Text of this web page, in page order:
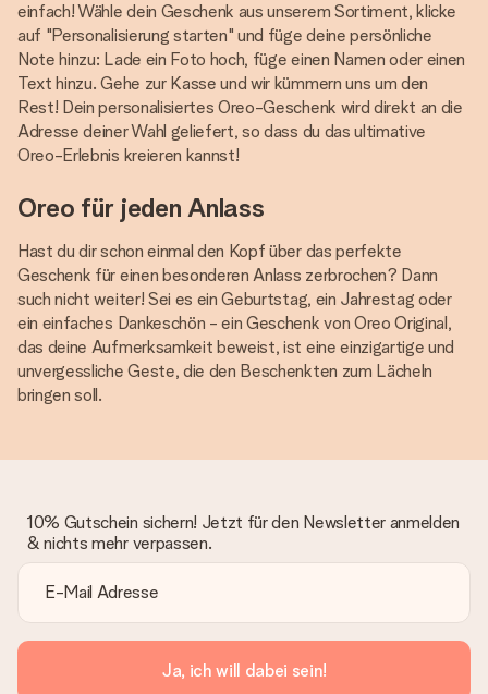
einfach! Wähle dein Geschenk aus unserem Sortiment, klicke
auf "Personalisierung starten" und füge deine persönliche
Note hinzu: Lade ein Foto hoch, füge einen Namen oder einen
Text hinzu. Gehe zur Kasse und wir kümmern uns um den
Rest! Dein personalisiertes Oreo-Geschenk wird direkt an die
Adresse deiner Wahl geliefert, so dass du das ultimative
Oreo-Erlebnis kreieren kannst!
Oreo für jeden Anlass
Hast du dir schon einmal den Kopf über das perfekte
Geschenk für einen besonderen Anlass zerbrochen? Dann
such nicht weiter! Sei es ein Geburtstag, ein Jahrestag oder
ein einfaches Dankeschön - ein Geschenk von Oreo Original,
das deine Aufmerksamkeit beweist, ist eine einzigartige und
unvergessliche Geste, die den Beschenkten zum Lächeln
bringen soll.
10% Gutschein sichern! Jetzt für den Newsletter anmelden
& nichts mehr verpassen.
Ja, ich will dabei sein!